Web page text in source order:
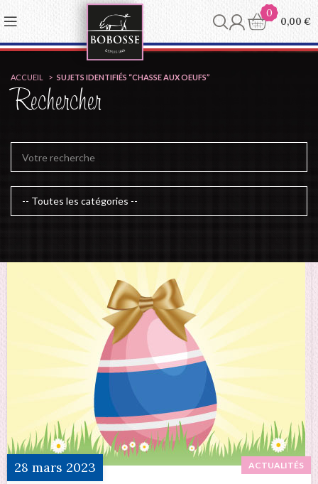
0
0,00 €
ACCUEIL SUJETS IDENTIFIÉS “CHASSE AUX OEUFS”
Rechercher
28 mars 2023 ACTUALITÉS
Panneau de gestion des cookies